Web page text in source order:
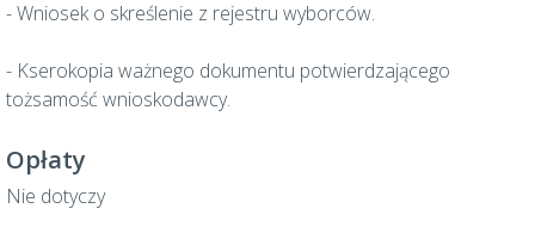
- Wniosek o skreślenie z rejestru wyborców.
- Kserokopia ważnego dokumentu potwierdzającego
tożsamość wnioskodawcy.
Opłaty
Nie dotyczy